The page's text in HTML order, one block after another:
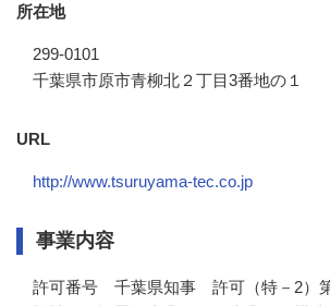
所在地
299-0101
千葉県市原市青柳北２丁目3番地の１
URL
http://www.tsuruyama-tec.co.jp
事業内容
許可番号　千葉県知事　許可（特－2）